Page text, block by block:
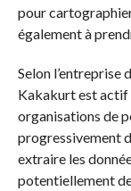
pour
également à
Selon l’entreprise
Kakakurt est actif
organisations de
progressivement
extraire les
potentiellement